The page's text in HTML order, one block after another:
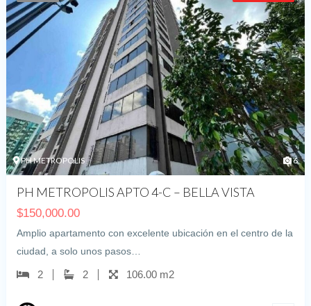
PH METROPOLIS 6
PH METROPOLIS APTO 4-C – BELLA VISTA
$150,000.00
Amplio apartamento con excelente ubicación en el centro de la
ciudad, a solo unos pasos…
2 2 106.00 m2